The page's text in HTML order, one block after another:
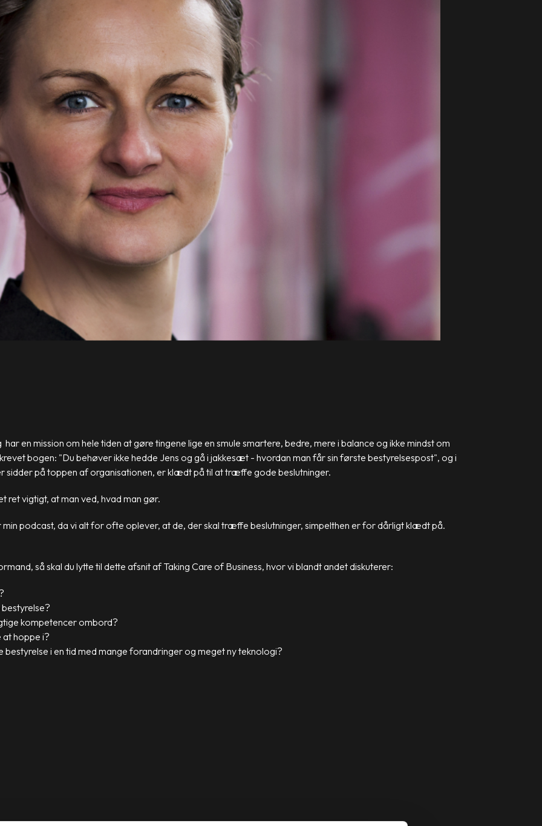
en mission om hele tiden at gøre tingene lige en smule smartere, bedre, mere i balance og ikke mindst om
bogen: "Du behøver ikke hedde Jens og gå i jakkesæt - hvordan man får sin første bestyrelsespost", og i
sidder på toppen af organisationen, er klædt på til at træffe gode beslutninger.
ret vigtigt, at man ved, hvad man gør.
podcast, da vi alt for ofte oplever, at de, der skal træffe beslutninger, simpelthen er for dårligt klædt på.
så skal du lytte til dette afsnit af Taking Care of Business, hvor vi blandt andet diskuterer:
kompetencer ombord?
at hoppe i?
i en tid med mange forandringer og meget ny teknologi?